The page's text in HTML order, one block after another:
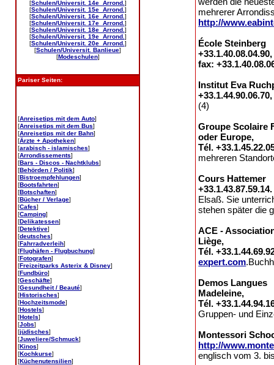
[Schulen/Universit. 14e Arrond. ]
[Schulen/Universit. 15e Arrond. ]
[Schulen/Universit. 16e Arrond. ]
[Schulen/Universit. 17e Arrond. ]
[Schulen/Universit. 18e Arrond. ]
[Schulen/Universit. 19e Arrond. ]
[Schulen/Universit. 20e Arrond. ]
[Schulen/Universit. Banlieue]
[Modeschulen]
Pariser Seiten:
[Anreisetips mit dem Auto]
[Anreisetips mit dem Bus]
[Anreisetips mit der Bahn]
[Ärzte + Apotheken]
[arabisch - islamisches]
[Arrondissements]
[Bars - Discos - Nachtklubs]
[Behörden / Politik]
[Bistroempfehlungen]
[Bootsfahrten]
[Botschaften]
[Bücher / Verlage]
[Cafes]
[Camping]
[Delikatessen]
[Detektive]
[deutsches]
[Fahrradverleih]
[Flughäfen - Flugbuchung]
[Fotografen]
[Freizeitparks Asterix & Disney]
[Fundbüro]
[Geschäfte]
[Gesundheit / Beauté]
[Historisches]
[Hochzeitsmode]
[Hostels]
[Hotels]
[Jobs]
[jüdisches]
[Juweliere/Schmuck]
[Kinos]
[Kochkurse]
[Küchenutensilien]
mehrerer
http://
École Steinberg
+33.1.40.08.04.90,
fax:
Institut Eva
(4)
Groupe Scolaire
oder Europe,
Tél.
mehreren
Cours Hattemer
Elsaß. Sie
stehen später die
ACE -
Liège,
Tél.
expert.com
Demos Langues
Madeleine,
Tél.
Gruppen- und
Montessori
http://
englisch vom 3.